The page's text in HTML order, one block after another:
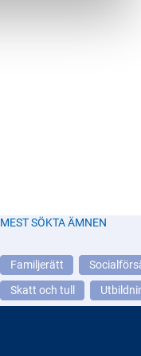
MEST SÖKTA ÄMNEN
Familjerätt
Skatt och tull